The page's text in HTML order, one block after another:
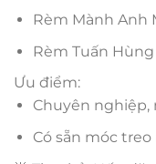
Rèm Mành Anh
Rèm Tuấn Hùng
Ưu điểm:
Chuyên
Có sẵn móc